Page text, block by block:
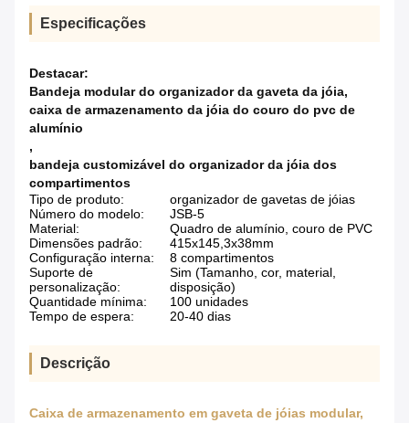
Especificações
Destacar:
Bandeja modular do organizador da gaveta da jóia,
caixa de armazenamento da jóia do couro do pvc de
alumínio
,
bandeja customizável do organizador da jóia dos
compartimentos
Tipo de produto:
organizador de gavetas de jóias
Número do modelo:
JSB-5
Material:
Quadro de alumínio, couro de PVC
Dimensões padrão:
415x145,3x38mm
Configuração interna:
8 compartimentos
Suporte de
personalização:
Sim (Tamanho, cor, material,
disposição)
Quantidade mínima:
100 unidades
Tempo de espera:
20-40 dias
Descrição
Caixa de armazenamento em gaveta de jóias modular,